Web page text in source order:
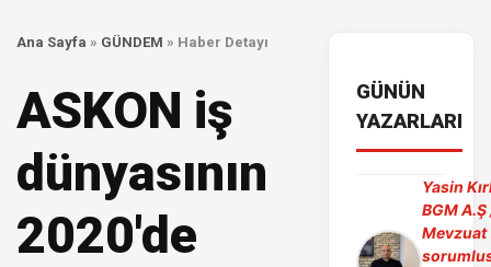
Ana Sayfa » GÜNDEM » Haber Detayı
ASKON iş
dünyasının
2020'de
GÜNÜN
YAZARLARI
Yasin
BGM A.Ş
Mevzuat